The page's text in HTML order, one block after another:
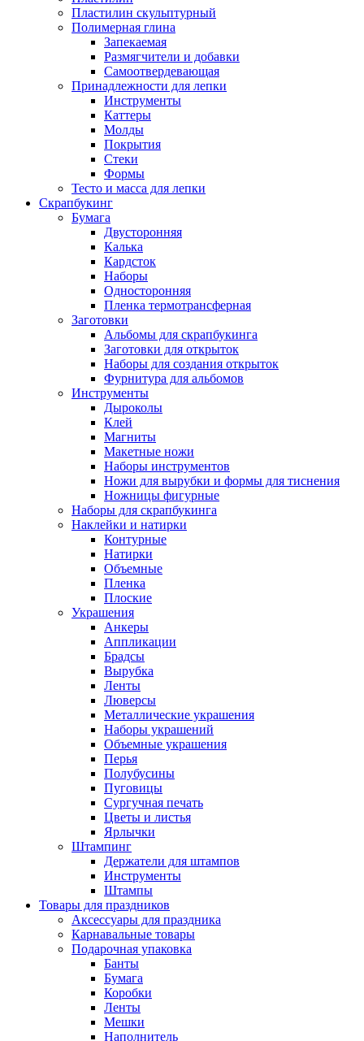
Пластилин скульптурный
Полимерная глина
Запекаемая
Размягчители и добавки
Самоотвердевающая
Принадлежности для лепки
Инструменты
Каттеры
Молды
Покрытия
Стеки
Формы
Тесто и масса для лепки
Скрапбукинг
Бумага
Двусторонняя
Калька
Кардсток
Наборы
Односторонняя
Пленка термотрансферная
Заготовки
Альбомы для скрапбукинга
Заготовки для открыток
Наборы для создания открыток
Фурнитура для альбомов
Инструменты
Дыроколы
Клей
Магниты
Макетные ножи
Наборы инструментов
Ножи для вырубки и формы для тиснения
Ножницы фигурные
Наборы для скрапбукинга
Наклейки и натирки
Контурные
Натирки
Объемные
Пленка
Плоские
Украшения
Анкеры
Аппликации
Брадсы
Вырубка
Ленты
Люверсы
Металлические украшения
Наборы украшений
Объемные украшения
Перья
Полубусины
Пуговицы
Сургучная печать
Цветы и листья
Ярлычки
Штампинг
Держатели для штампов
Инструменты
Штампы
Товары для праздников
Аксессуары для праздника
Карнавальные товары
Подарочная упаковка
Банты
Бумага
Коробки
Ленты
Мешки
Наполнитель